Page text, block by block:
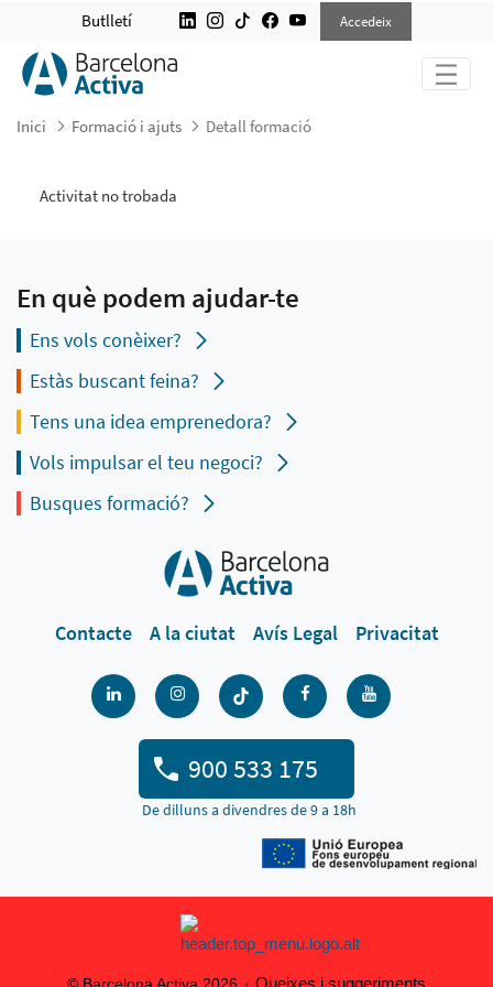
DETALL FORMACIÓ
Butlletí Accedeix
Inici Formació i ajuts Detall formació
Activitat no trobada
En què podem ajudar-te
Ens vols conèixer?
Estàs buscant feina?
Tens una idea emprenedora?
Vols impulsar el teu negoci?
Busques formació?
Contacte A la ciutat Avís Legal Privacitat
900 533 175
De dilluns a divendres de 9 a 18h